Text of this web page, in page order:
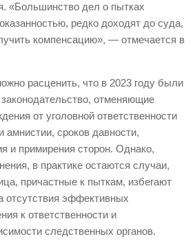
«Большинство дел о пытках
редко доходят до суда,
компенсацию», — отмечается в
расценить, что в 2023 году были
отменяющие
от уголовной ответственности
амнистии, сроков давности,
и примирения сторон. Однако,
в практике остаются случаи,
причастные к пыткам, избегают
отсутствия эффективных
к ответственности и
следственных органов.